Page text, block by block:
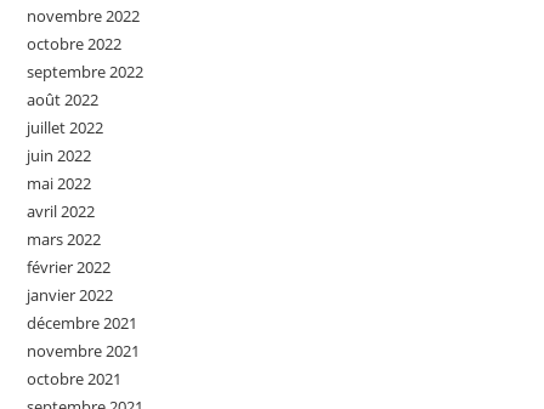
novembre 2022
octobre 2022
septembre 2022
août 2022
juillet 2022
juin 2022
mai 2022
avril 2022
mars 2022
février 2022
janvier 2022
décembre 2021
novembre 2021
octobre 2021